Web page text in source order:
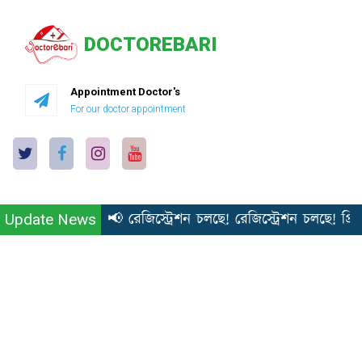
DOCTOREBARI
Appointment Doctor's
For our doctor appointment
Update News📢 রেজিস্ট্রেশন চলছে! রেজিস্ট্রেশন চলছে! প্রিয়